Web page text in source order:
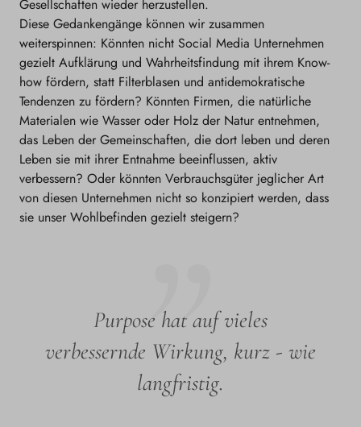
Gesellschaften wieder herzustellen.
Diese Gedankengänge können wir zusammen
weiterspinnen: Könnten nicht Social Media Unternehmen
gezielt Aufklärung und Wahrheitsfindung mit ihrem Know-
how fördern, statt Filterblasen und antidemokratische
Tendenzen zu fördern? Könnten Firmen, die natürliche
Materialen wie Wasser oder Holz der Natur entnehmen,
das Leben der Gemeinschaften, die dort leben und deren
Leben sie mit ihrer Entnahme beeinflussen, aktiv
verbessern? Oder könnten Verbrauchsgüter jeglicher Art
von diesen Unternehmen nicht so konzipiert werden, dass
sie unser Wohlbefinden gezielt steigern?
Purpose hat auf vieles
verbessernde Wirkung, kurz - wie
langfristig.